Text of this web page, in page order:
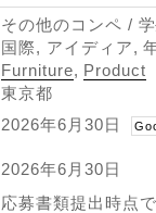
その他のコンペ /
国際, アイディア,
Furniture, Product
東京都
2026年6月30日
2026年6月30日
応募書類提出時点